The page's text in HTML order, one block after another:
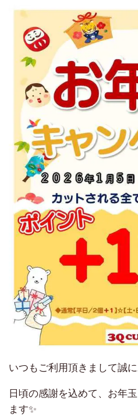
いつもご利用頂きまして誠
日頃の感謝を込めて、お年
ます✨